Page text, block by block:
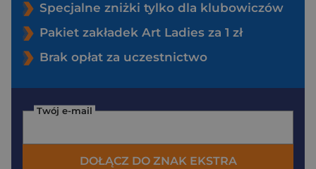
Specjalne zniżki tylko dla klubowiczów
Pakiet zakładek Art Ladies za 1 zł
Brak opłat za uczestnictwo
Twój e-mail
DOŁĄCZ DO ZNAK EKSTRA